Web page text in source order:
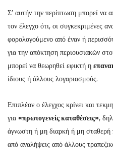
Σ’ αυτήν την περίπτωση μπορεί να
τον έλεγχο ότι, οι συγκεκριμένες
φορολογούμενο από έναν ή
για την απόκτηση περιουσιακών
μπορεί να θεωρηθεί εφικτή η
ίδιους ή άλλους λογαριασμούς.
Επιπλέον ο έλεγχος κρίνει και
για «πρωτογενείς καταθέσεις»,
άγνωστη ή μη διαρκή ή μη σταθερή
από αναλήψεις από άλλους